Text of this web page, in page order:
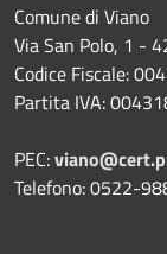
Comune di Viano
Via San Polo, 1 -
Codice Fiscale:
Partita IVA:
PEC:
Telefono: 0522-